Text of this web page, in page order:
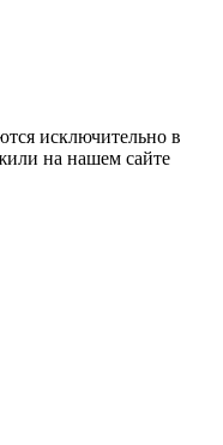
исключительно в
на нашем сайте